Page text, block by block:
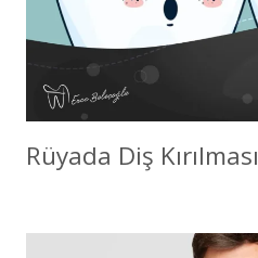
Rüyada Diş Kırılması